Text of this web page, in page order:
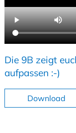
Die 9B zeigt
aufpassen :-)
Download